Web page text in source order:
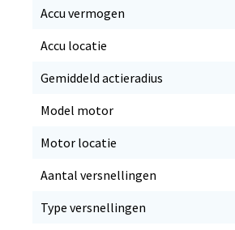
Accu vermogen
Accu locatie
Gemiddeld actieradius
Model motor
Motor locatie
Aantal versnellingen
Type versnellingen